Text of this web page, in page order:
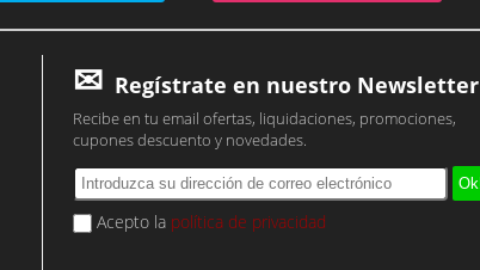
Regístrate en nuestro Newsletter
Recibe en tu email ofertas, liquidaciones, promociones,
cupones descuento y novedades.
Acepto la política de privacidad